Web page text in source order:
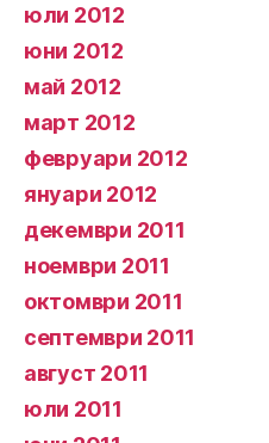
юли 2012
юни 2012
май 2012
март 2012
февруари 2012
януари 2012
декември 2011
ноември 2011
октомври 2011
септември 2011
август 2011
юли 2011